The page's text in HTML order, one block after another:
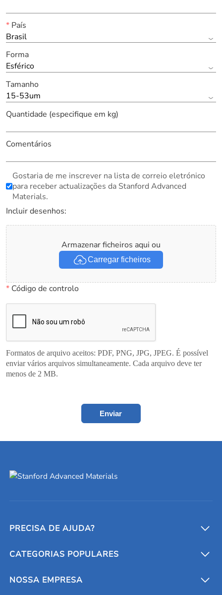
*País
Brasil
Forma
Esférico
Tamanho
15-53um
Quantidade (especifique em kg)
Comentários
Gostaria de me inscrever na lista de correio eletrónico
para receber actualizações da Stanford Advanced
Materials.
Incluir desenhos:
Armazenar ficheiros aqui ou
Carregar ficheiros
*Código de controlo
Formatos de arquivo aceitos: PDF, PNG, JPG, JPEG. É possível
enviar vários arquivos simultaneamente. Cada arquivo deve ter
menos de 2 MB.
Enviar
PRECISA DE AJUDA?
Conversores e calculadoras
Entre em contato conosco
CATEGORIAS POPULARES
Metais refratários
NOSSA EMPRESA